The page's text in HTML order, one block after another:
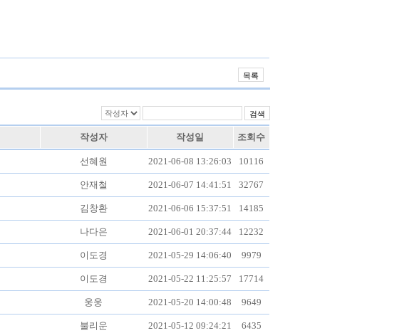
작성자 작성일 조회수
선혜원 2021-06-08 13:26:03 10116
안재철 2021-06-07 14:41:51 32767
김창환 2021-06-06 15:37:51 14185
나다은 2021-06-01 20:37:44 12232
이도경 2021-05-29 14:06:40 9979
이도경 2021-05-22 11:25:57 17714
웅웅 2021-05-20 14:00:48 9649
불리운 2021-05-12 09:24:21 6435